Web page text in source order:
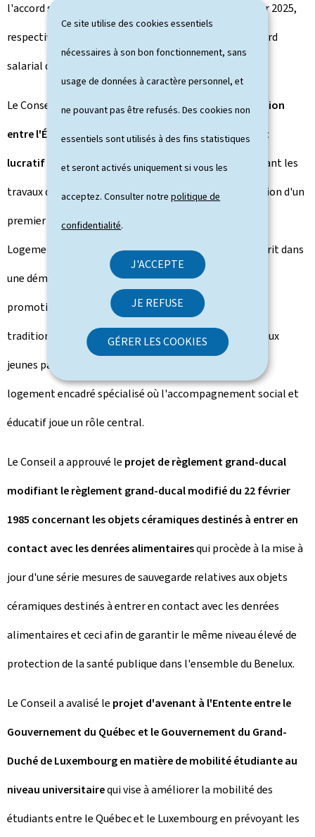
Ce site utilise des cookies essentiels
nécessaires à son bon fonctionnement, sans
usage de données à caractère personnel, et
ne pouvant pas être refusés. Des cookies non
essentiels sont utilisés à des fins statistiques
et seront activés uniquement si vous les
acceptez. Consulter notrepolitique de
confidentialité.
J'ACCEPTE
JE REFUSE
GÉRER LES COOKIES
l'accord salarial dans la Fonction publique du 29 janvier 2025,
respectivement certaines mesures découlant de l'accord
salarial du 9 décembre 2022.
Le Conseil a également approuvé le projet de convention
entre l'État luxembourgeois et l'Association sans but
lucratif "Caritas – Jeunes et Familles A.s.b.l."concernant les
travaux de construction, d'aménagement et d'acquisition d'un
premier équipement pour la réalisation d'un "Service
Logement en milieu ouvert" (SLEMO) à Itzig, qui s'inscrit dans
une démarche globale de désinstitutionalisation et de
promotion d'alternatives durables à l'hébergement
traditionnel et vise à offrir des solutions permettant aux
jeunes parents, âgés de 17 à 27 ans, de bénéficier d'un
logement encadré spécialisé où l'accompagnement social et
éducatif joue un rôle central.
Le Conseil a approuvé le projet de règlement grand-ducal
modifiant le règlement grand-ducal modifié du 22 février
1985 concernant les objets céramiques destinés à entrer en
contact avec les denrées alimentairesqui procède à la mise à
jour d'une série mesures de sauvegarde relatives aux objets
céramiques destinés à entrer en contact avec les denrées
alimentaires et ceci afin de garantir le même niveau élevé de
protection de la santé publique dans l'ensemble du Benelux.
Le Conseil a avalisé le projet d'avenant à l'Entente entre le
Gouvernement du Québec et le Gouvernement du Grand-
Duché de Luxembourg en matière de mobilité étudiante au
niveau universitairequi vise à améliorer la mobilité des
étudiants entre le Québec et le Luxembourg en prévoyant les